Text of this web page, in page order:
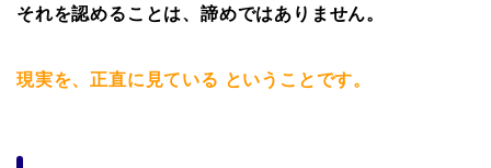
それを認めることは、諦めではありません。
現実を、正直に見ている ということです。